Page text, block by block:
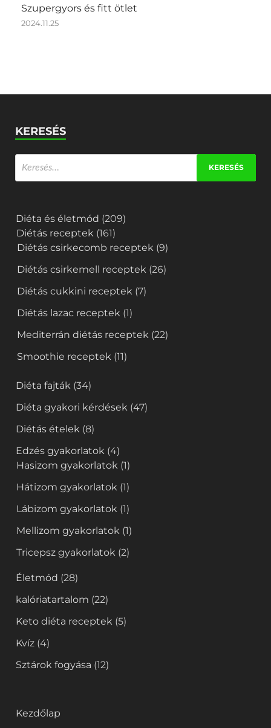
Szupergyors és fitt ötlet
2024.11.25
KERESÉS
Diéta és életmód (209)
Diétás receptek (161)
Diétás csirkecomb receptek (9)
Diétás csirkemell receptek (26)
Diétás cukkini receptek (7)
Diétás lazac receptek (1)
Mediterrán diétás receptek (22)
Smoothie receptek (11)
Diéta fajták (34)
Diéta gyakori kérdések (47)
Diétás ételek (8)
Edzés gyakorlatok (4)
Hasizom gyakorlatok (1)
Hátizom gyakorlatok (1)
Lábizom gyakorlatok (1)
Mellizom gyakorlatok (1)
Tricepsz gyakorlatok (2)
Életmód (28)
kalóriatartalom (22)
Keto diéta receptek (5)
Kvíz (4)
Sztárok fogyása (12)
Kezdőlap